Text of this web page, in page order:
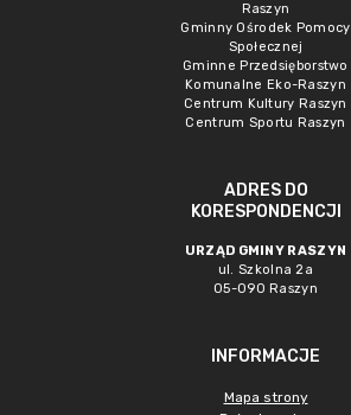
Raszyn
Gminny Ośrodek Pomocy
Społecznej
Gminne Przedsięborstwo
Komunalne Eko-Raszyn
Centrum Kultury Raszyn
Centrum Sportu Raszyn
ADRES DO
KORESPONDENCJI
URZĄD GMINY RASZYN
ul. Szkolna 2a
05-090 Raszyn
INFORMACJE
Mapa strony